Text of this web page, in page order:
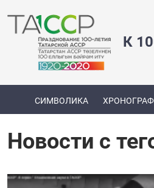
К
СИМВОЛИКА ХРОНОГРАФ
Новости с